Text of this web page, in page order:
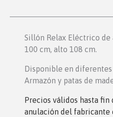
Sillón Relax Eléctrico de
100 cm, alto 108 cm.
Disponible en
Armazón y patas de
Precios válidos hasta fin
anulación del fabricante